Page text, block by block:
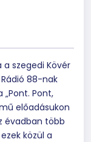
szegedi Kövér
88-nak
Pont,
előadásukon
évadban több
közül a